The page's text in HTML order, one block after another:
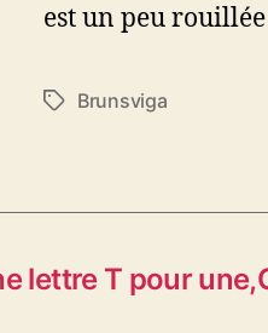
est un peu
Étiquettes
Brunsviga
lettre T pour